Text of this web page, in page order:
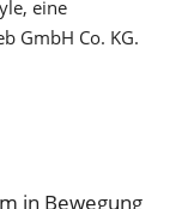
eine
GmbH Co. KG.